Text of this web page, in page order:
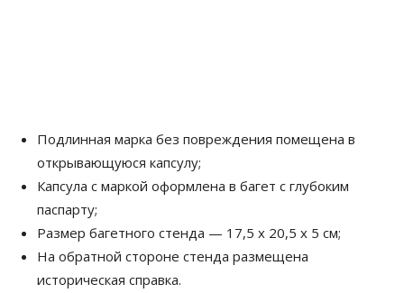
Подлинная марка без повреждения помещена в
открывающуюся капсулу;
Капсула с маркой оформлена в багет с глубоким
паспарту;
Размер багетного стенда — 17,5 х 20,5 х 5 см;
На обратной стороне стенда размещена
историческая справка.